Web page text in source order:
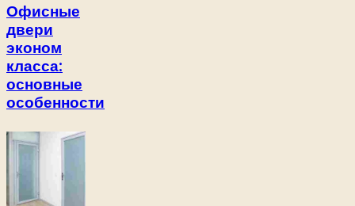
Офисные
двери
эконом
класса:
основные
особенности